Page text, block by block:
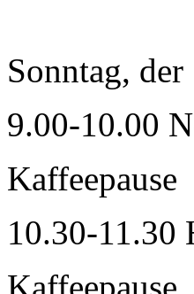
Sonntag,
9.00-10.00
Kaffeepause
10.30-11.30
Kaffeepause